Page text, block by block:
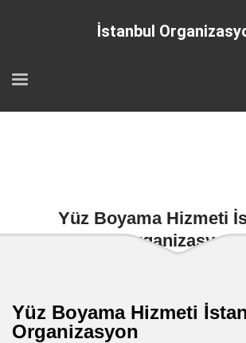
İstanbul
Yüz Boyama Hizmeti
Organizasyon
Yüz Boyama Hizmeti
Organizasyon